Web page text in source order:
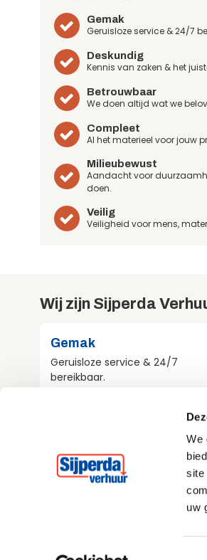
We
site
uw
Gemak
Geruisloze service & 24/7
Deskundig
Kennis van zaken & het
Betrouwbaar
We doen altijd wat we
Compleet
Al het materieel voor jouw
Milieubewust
Aandacht voor
doen.
Veilig
Veiligheid voor mens,
Wij zijn Sijperda
Gemak
Geruisloze service & 24/7
bereikbaar.
project.